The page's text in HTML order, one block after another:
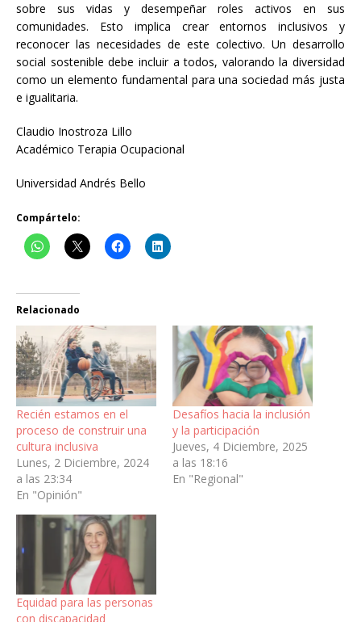
sobre sus vidas y desempeñar roles activos en sus
comunidades. Esto implica crear entornos inclusivos y
reconocer las necesidades de este colectivo. Un desarrollo
social sostenible debe incluir a todos, valorando la diversidad
como un elemento fundamental para una sociedad más justa
e igualitaria.
Claudio Inostroza Lillo
Académico Terapia Ocupacional
Universidad Andrés Bello
Compártelo:
Relacionado
Recién estamos en el
proceso de construir una
cultura inclusiva
Lunes, 2 Diciembre, 2024
a las 23:34
En "Opinión"
Desafíos hacia la inclusión
y la participación
Jueves, 4 Diciembre, 2025
a las 18:16
En "Regional"
Equidad para las personas
con discapacidad